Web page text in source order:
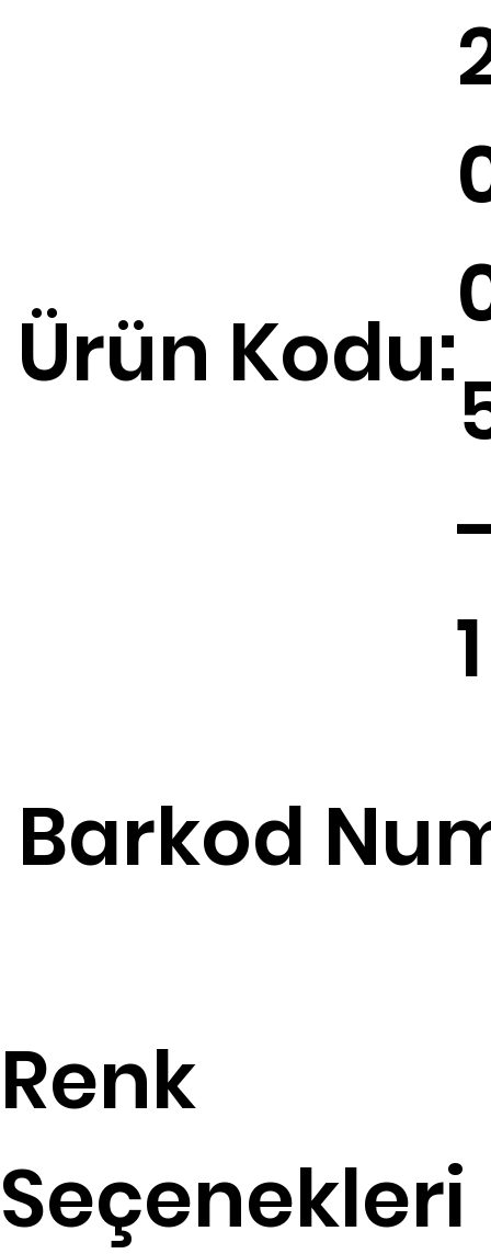
Ürün Kodu:
1
Barkod
Renk
Seçenekleri